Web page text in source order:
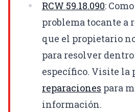
RCW 59.18.090:
problema tocante a
que el propietario
para resolver
específico. Visite la
reparaciones para
información.